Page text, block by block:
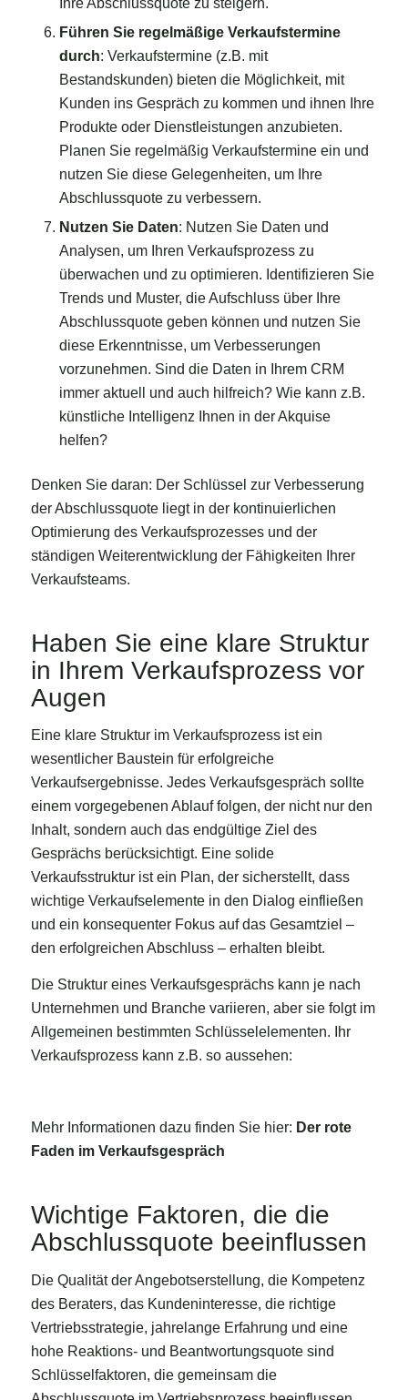
Führen Sie regelmäßige Verkaufstermine
durch: Verkaufstermine (z.B. mit
Bestandskunden) bieten die Möglichkeit, mit
Kunden ins Gespräch zu kommen und ihnen Ihre
Produkte oder Dienstleistungen anzubieten.
Planen Sie regelmäßig Verkaufstermine ein und
nutzen Sie diese Gelegenheiten, um Ihre
Abschlussquote zu verbessern.
Nutzen Sie Daten: Nutzen Sie Daten und
Analysen, um Ihren Verkaufsprozess zu
überwachen und zu optimieren. Identifizieren Sie
Trends und Muster, die Aufschluss über Ihre
Abschlussquote geben können und nutzen Sie
diese Erkenntnisse, um Verbesserungen
vorzunehmen. Sind die Daten in Ihrem CRM
immer aktuell und auch hilfreich? Wie kann z.B.
künstliche Intelligenz Ihnen in der Akquise
helfen?
Denken Sie daran: Der Schlüssel zur Verbesserung
der Abschlussquote liegt in der kontinuierlichen
Optimierung des Verkaufsprozesses und der
ständigen Weiterentwicklung der Fähigkeiten Ihrer
Verkaufsteams.
Haben Sie eine klare Struktur
in Ihrem Verkaufsprozess vor
Augen
Eine klare Struktur im Verkaufsprozess ist ein
wesentlicher Baustein für erfolgreiche
Verkaufsergebnisse. Jedes Verkaufsgespräch sollte
einem vorgegebenen Ablauf folgen, der nicht nur den
Inhalt, sondern auch das endgültige Ziel des
Gesprächs berücksichtigt. Eine solide
Verkaufsstruktur ist ein Plan, der sicherstellt, dass
wichtige Verkaufselemente in den Dialog einfließen
und ein konsequenter Fokus auf das Gesamtziel –
den erfolgreichen Abschluss – erhalten bleibt.
Die Struktur eines Verkaufsgesprächs kann je nach
Unternehmen und Branche variieren, aber sie folgt im
Allgemeinen bestimmten Schlüsselelementen. Ihr
Verkaufsprozess kann z.B. so aussehen:
Mehr Informationen dazu finden Sie hier: Der rote
Faden im Verkaufsgespräch
Wichtige Faktoren, die die
Abschlussquote beeinflussen
Die Qualität der Angebotserstellung, die Kompetenz
des Beraters, das Kundeninteresse, die richtige
Vertriebsstrategie, jahrelange Erfahrung und eine
hohe Reaktions- und Beantwortungsquote sind
Schlüsselfaktoren, die gemeinsam die